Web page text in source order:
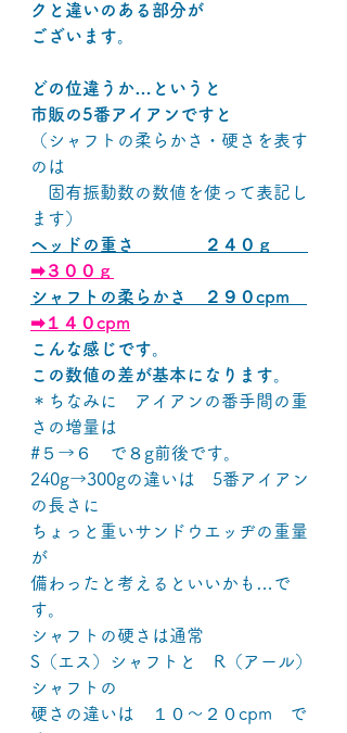
クと違いのある部分が
ございます。
どの位違うか…というと
市販の5番アイアンですと
（シャフトの柔らかさ・硬さを表す
のは
固有振動数の数値を使って表記し
ます）
ヘッドの重さ　　　　２４０ｇ
➡３００ｇ
シャフトの柔らかさ　２９０cpm
➡１４０cpm
こんな感じです。
この数値の差が基本になります。
＊ちなみに　アイアンの番手間の重
さの増量は
#５→６　で８g前後です。
240g→300gの違いは　5番アイアン
の長さに
ちょっと重いサンドウエッヂの重量
が
備わったと考えるといいかも…で
す。
シャフトの硬さは通常
S（エス）シャフトと　R（アール）
シャフトの
硬さの違いは　１０～２０cpm　で